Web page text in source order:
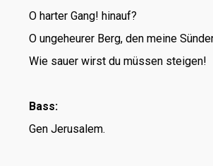
O harter Gang! hinauf?
O ungeheurer Berg, den meine
Wie sauer wirst du müssen steigen!
Bass:
Gen Jerusalem.